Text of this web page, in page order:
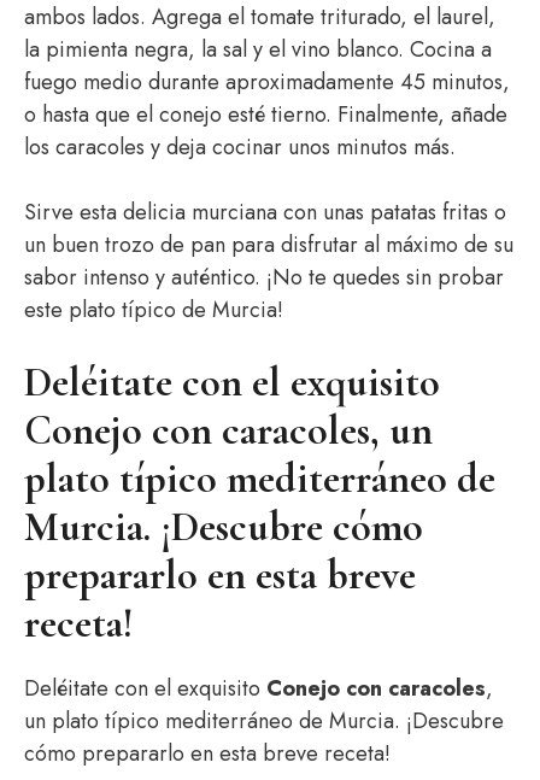
ambos lados. Agrega el tomate triturado, el laurel,
la pimienta negra, la sal y el vino blanco. Cocina a
fuego medio durante aproximadamente 45 minutos,
o hasta que el conejo esté tierno. Finalmente, añade
los caracoles y deja cocinar unos minutos más.
Sirve esta delicia murciana con unas patatas fritas o
un buen trozo de pan para disfrutar al máximo de su
sabor intenso y auténtico. ¡No te quedes sin probar
este plato típico de Murcia!
Deléitate con el exquisito
Conejo con caracoles, un
plato típico mediterráneo de
Murcia. ¡Descubre cómo
prepararlo en esta breve
receta!
Deléitate con el exquisito Conejo con caracoles,
un plato típico mediterráneo de Murcia. ¡Descubre
cómo prepararlo en esta breve receta!